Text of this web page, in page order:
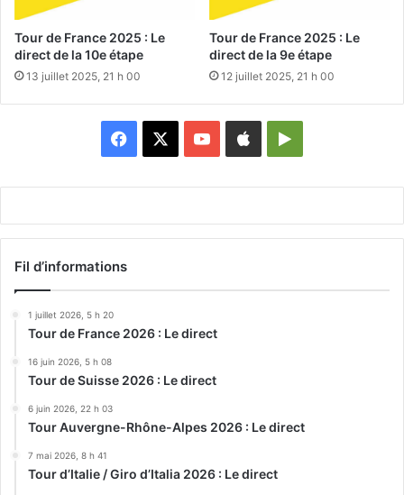
Tour de France 2025 : Le
direct de la 10e étape
13 juillet 2025, 21 h 00
Tour de France 2025 : Le
direct de la 9e étape
12 juillet 2025, 21 h 00
Facebook YouTubeAppleGoogle
Fil d’informations
1 juillet 2026, 5 h 20
Tour de France 2026 : Le direct
16 juin 2026, 5 h 08
Tour de Suisse 2026 : Le direct
6 juin 2026, 22 h 03
Tour Auvergne-Rhône-Alpes 2026 : Le direct
7 mai 2026, 8 h 41
Tour d’Italie / Giro d’Italia 2026 : Le direct